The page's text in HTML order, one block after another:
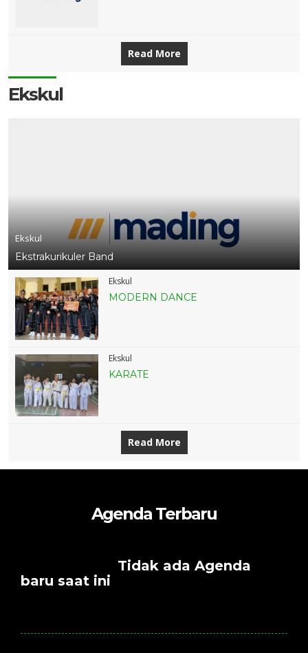
Read More
Ekskul
Ekskul
Ekstrakurikuler Band
Ekskul
MODERN DANCE
Ekskul
KARATE
Read More
Agenda Terbaru
Tidak ada Agenda
baru saat ini